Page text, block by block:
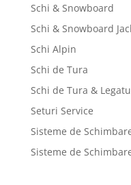
Schi & Snowboard
Schi & Snowboard
Schi Alpin
Schi de Tura
Schi de Tura &
Seturi Service
Sisteme de
Sisteme de